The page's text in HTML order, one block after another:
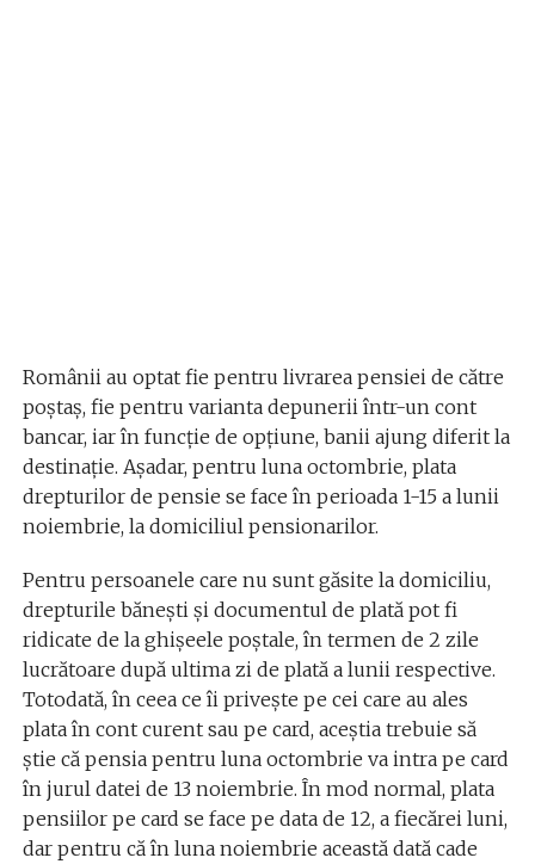
Românii au optat fie pentru livrarea pensiei de către
poștaș, fie pentru varianta depunerii într-un cont
bancar, iar în funcție de opţiune, banii ajung diferit la
destinaţie. Așadar, pentru luna octombrie, plata
drepturilor de pensie se face în perioada 1-15 a lunii
noiembrie, la domiciliul pensionarilor.
Pentru persoanele care nu sunt găsite la domiciliu,
drepturile bănești și documentul de plată pot fi
ridicate de la ghișeele poștale, în termen de 2 zile
lucrătoare după ultima zi de plată a lunii respective.
Totodată, în ceea ce îi privește pe cei care au ales
plata în cont curent sau pe card, aceștia trebuie să
știe că pensia pentru luna octombrie va intra pe card
în jurul datei de 13 noiembrie. În mod normal, plata
pensiilor pe card se face pe data de 12, a fiecărei luni,
dar pentru că în luna noiembrie această dată cade